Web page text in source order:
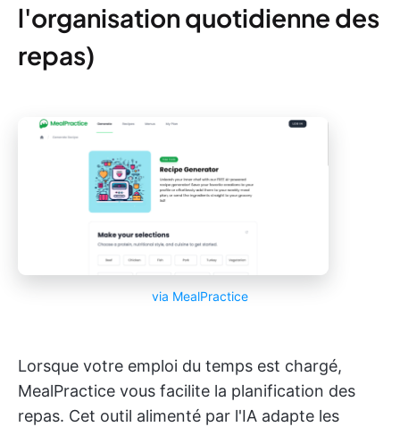
l'organisation quotidienne des
repas)
via MealPractice
Lorsque votre emploi du temps est chargé,
MealPractice vous facilite la planification des
repas. Cet outil alimenté par l'IA adapte les